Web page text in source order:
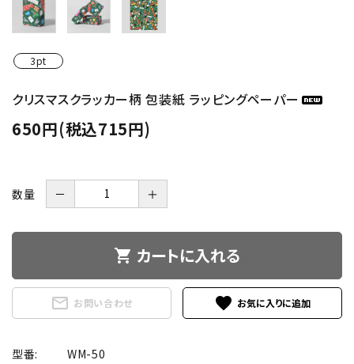
3pt
クリスマスクラッカー柄 包装紙 ラッピングペーパー
650円(税込715円)
数量 － ＋
shopping_cart カートに入れる
mail_outline お問い合わせ favorite
型番: WM-50